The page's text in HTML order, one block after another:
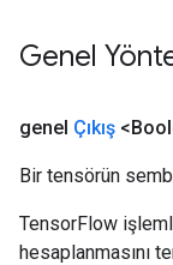
Genel
genel Çıkış
Bir tensörün
TensorFlow
hesaplanmasını